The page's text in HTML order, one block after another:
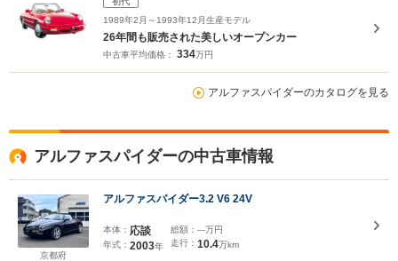
1989年2月～1993年12月生産モデル
26年間も販売された美しいオープンカー
中古車平均価格： 334万円
アルファスパイダーのカタログを見る
アルファスパイダーの中古車情報
京都府
アルファスパイダー3.2 V6 24V
本体： 応談
年式： 2003年
総額： ---万円
走行： 10.4万km